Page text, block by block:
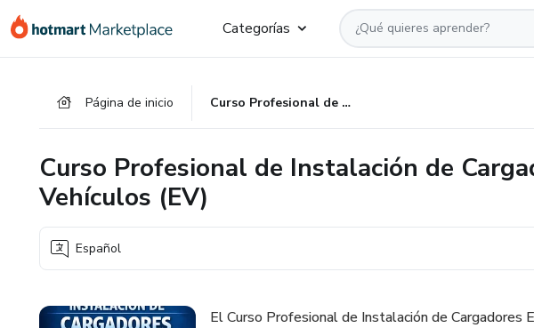
Categorías
Página de inicio Curso Profesional de Instalación de Cargadores Eléctricos para Vehículos (EV)
Curso Profesional de Instalación de
Vehículos (EV)
Español
El Curso Profesional de Instalación de Cargadores